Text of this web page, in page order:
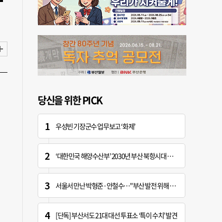
당신을 위한 PICK
우성빈 기장군수 업무보고 ‘화제’
‘대한민국 해양수산부’ 2030년 부산 북항시대 연다
서울서 만난 박형준·안철수…"부산 발전 위해 힘 보태기로"
[단독] 부산서도 21대 대선 투표소 ‘특이 수치’ 발견